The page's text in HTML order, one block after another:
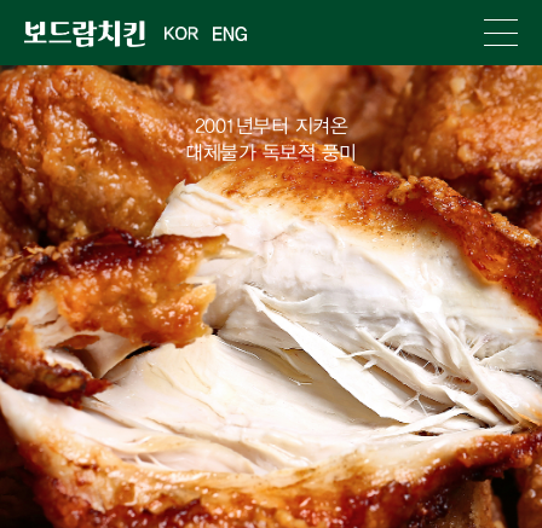
2001년부터 지켜온
대체불가 독보적 풍미